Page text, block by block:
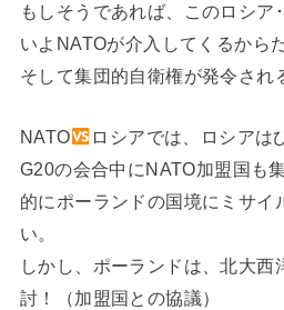
もしそうであれば、このロシア
いよNATOが介入してくるからだ
そして集団的自衛権が発令され
NATO
ロシアでは、ロシアは
G20の会合中にNATO加盟国も
的にポーランドの国境にミサイ
い。
しかし、ポーランドは、北大西
討！（加盟国との協議）